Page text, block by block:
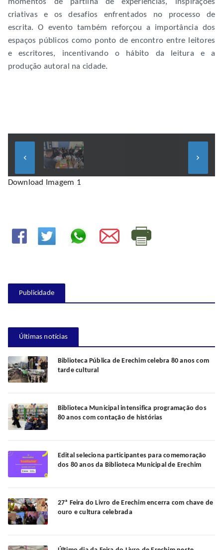
momentos de partilha de experiências, inspirações
criativas e os desafios enfrentados no processo de
escrita. O evento também reforçou a importância dos
espaços públicos como ponto de encontro entre leitores
e escritores, incentivando o hábito da leitura e a
produção autoral na cidade.
keyboard_arrow_left keyboard_arrow_right
Download Imagem 1
Publicidade
Últimas notícias
Biblioteca Pública de Erechim celebra 80 anos com
tarde cultural
Biblioteca Municipal intensifica programação dos
80 anos com contação de histórias
Edital seleciona participantes para comemoração
dos 80 anos da Biblioteca Municipal de Erechim
27ª Feira do Livro de Erechim encerra com chave de
ouro e cultura celebrada